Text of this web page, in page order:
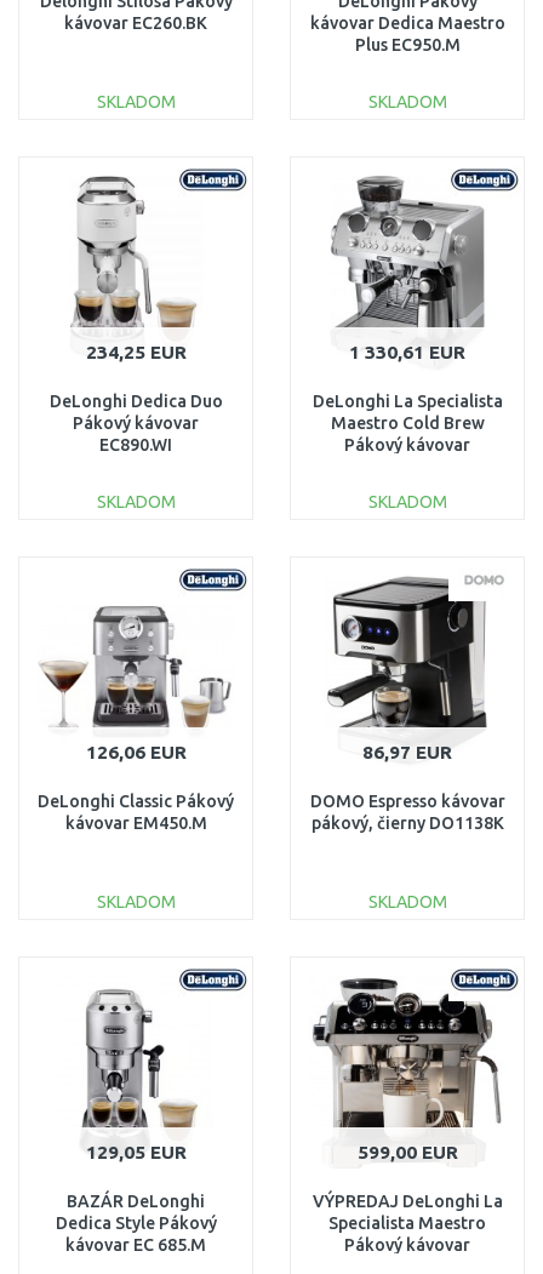
kávovar EC260.BK
SKLADOM
Porovnať
kávovar Dedica Maestro
Plus EC950.M
SKLADOM
Porovnať
234,25 EUR
DeLonghi Dedica Duo
Pákový kávovar
EC890.WI
SKLADOM
1 330,61 EUR
DeLonghi La Specialista
Maestro Cold Brew
Pákový kávovar
SKLADOM
Porovnať
126,06 EUR
DeLonghi Classic Pákový
kávovar EM450.M
SKLADOM
Porovnať
86,97 EUR
DOMO Espresso kávovar
pákový, čierny DO1138K
SKLADOM
Porovnať
129,05 EUR
BAZÁR DeLonghi
Dedica Style Pákový
kávovar EC 685.M
599,00 EUR
VÝPREDAJ DeLonghi La
Specialista Maestro
Pákový kávovar